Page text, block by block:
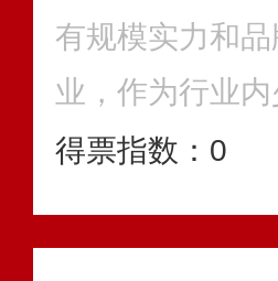
有规模实力和
业，作为行业
得票指数： 0